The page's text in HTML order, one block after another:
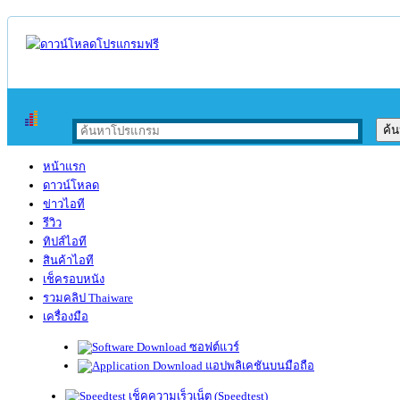
หน้าแรก
ดาวน์โหลด
ข่าวไอที
รีวิว
ทิปส์ไอที
สินค้าไอที
เช็ครอบหนัง
รวมคลิป Thaiware
เครื่องมือ
ซอฟต์แวร์
แอปพลิเคชันบนมือถือ
เช็คความเร็วเน็ต (Speedtest)